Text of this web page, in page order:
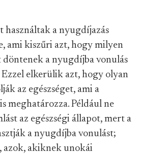
használtak a nyugdíjazás
ami kiszűri azt, hogy milyen
a nyugdíjba vonulás
elkerülik azt, hogy olyan
az egészséget, ami a
meghatározza. Például ne
az egészségi állapot, mert a
a nyugdíjba vonulást;
akiknek unokái